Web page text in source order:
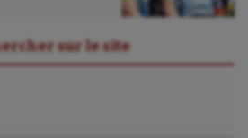
sur le site